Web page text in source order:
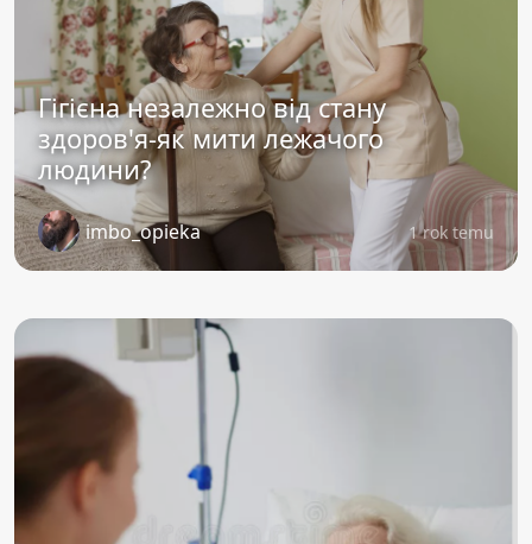
Гігієна незалежно від стану
здоров'я-як мити лежачого
людини?
imbo_opieka 1 rok temu